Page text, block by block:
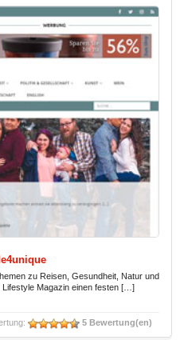
zu Reisen, Gesundheit, Natur und
Magazin einen festen […]
5 Bewertung(en)